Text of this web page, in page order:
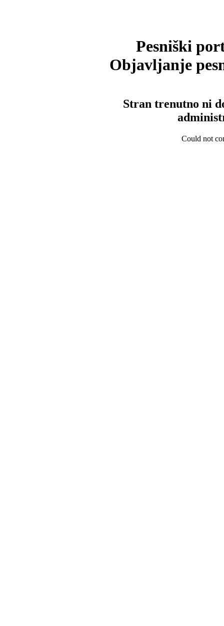
Pesniški
Objavljanje
Stran trenutno ni
Could not